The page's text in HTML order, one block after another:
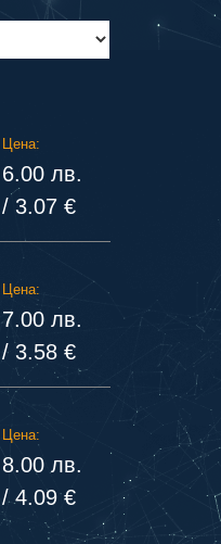
Цена:
6.00 лв.
/ 3.07 €
Цена:
7.00 лв.
/ 3.58 €
Цена:
8.00 лв.
/ 4.09 €